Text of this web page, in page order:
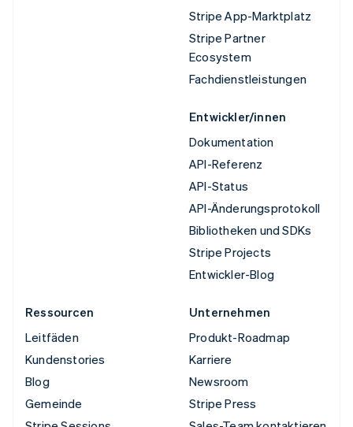
Stripe App-Marktplatz
Stripe Partner
Ecosystem
Fachdienstleistungen
Entwickler/innen
Dokumentation
API-Referenz
API-Status
API-Änderungsprotokoll
Bibliotheken und SDKs
Stripe Projects
Entwickler-Blog
Ressourcen
Leitfäden
Kundenstories
Blog
Gemeinde
Unternehmen
Produkt-Roadmap
Karriere
Newsroom
Stripe Press